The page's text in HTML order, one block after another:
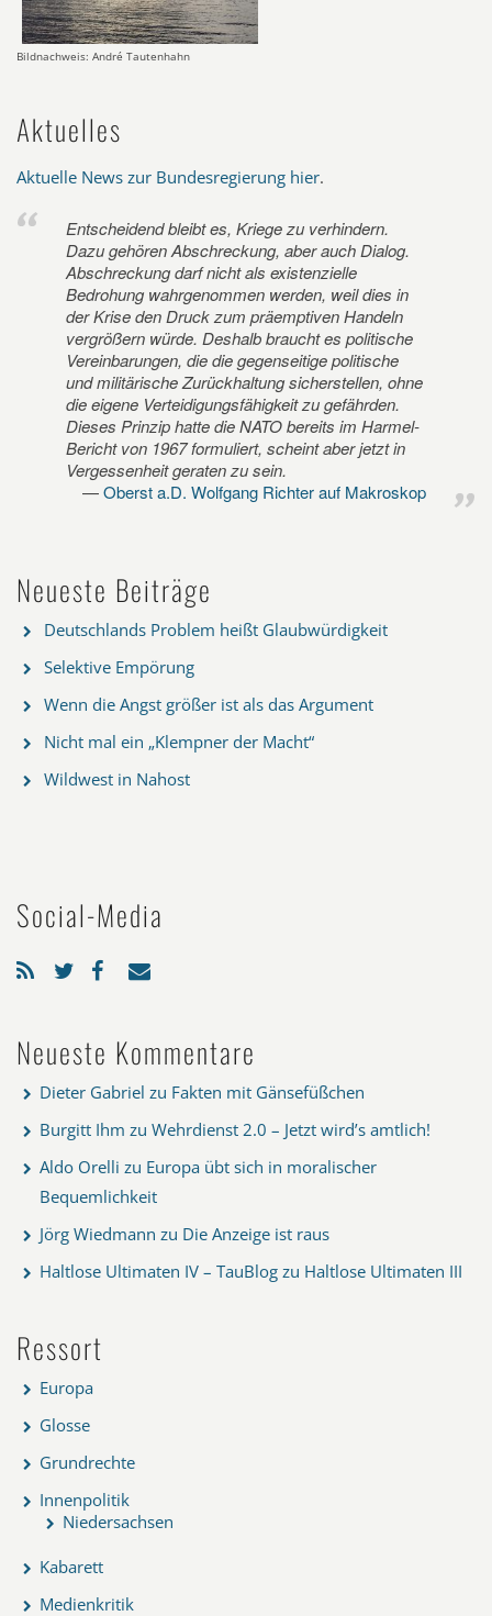
Bildnachweis: André Tautenhahn
Aktuelles
Aktuelle News zur Bundesregierung hier.
Entscheidend bleibt es, Kriege zu verhindern.
Dazu gehören Abschreckung, aber auch Dialog.
Abschreckung darf nicht als existenzielle
Bedrohung wahrgenommen werden, weil dies in
der Krise den Druck zum präemptiven Handeln
vergrößern würde. Deshalb braucht es politische
Vereinbarungen, die die gegenseitige politische
und militärische Zurückhaltung sicherstellen, ohne
die eigene Verteidigungsfähigkeit zu gefährden.
Dieses Prinzip hatte die NATO bereits im Harmel-
Bericht von 1967 formuliert, scheint aber jetzt in
Vergessenheit geraten zu sein.
Oberst a.D. Wolfgang Richter auf Makroskop
Neueste Beiträge
Deutschlands Problem heißt Glaubwürdigkeit
Selektive Empörung
Wenn die Angst größer ist als das Argument
Nicht mal ein „Klempner der Macht“
Wildwest in Nahost
Social-Media
Neueste Kommentare
Dieter Gabriel zu Fakten mit Gänsefüßchen
Burgitt Ihm zu Wehrdienst 2.0 – Jetzt wird’s amtlich!
Aldo Orelli zu Europa übt sich in moralischer
Bequemlichkeit
Jörg Wiedmann zu Die Anzeige ist raus
Haltlose Ultimaten IV – TauBlog zu Haltlose Ultimaten III
Ressort
Europa
Glosse
Grundrechte
Innenpolitik
Niedersachsen
Kabarett
Medienkritik